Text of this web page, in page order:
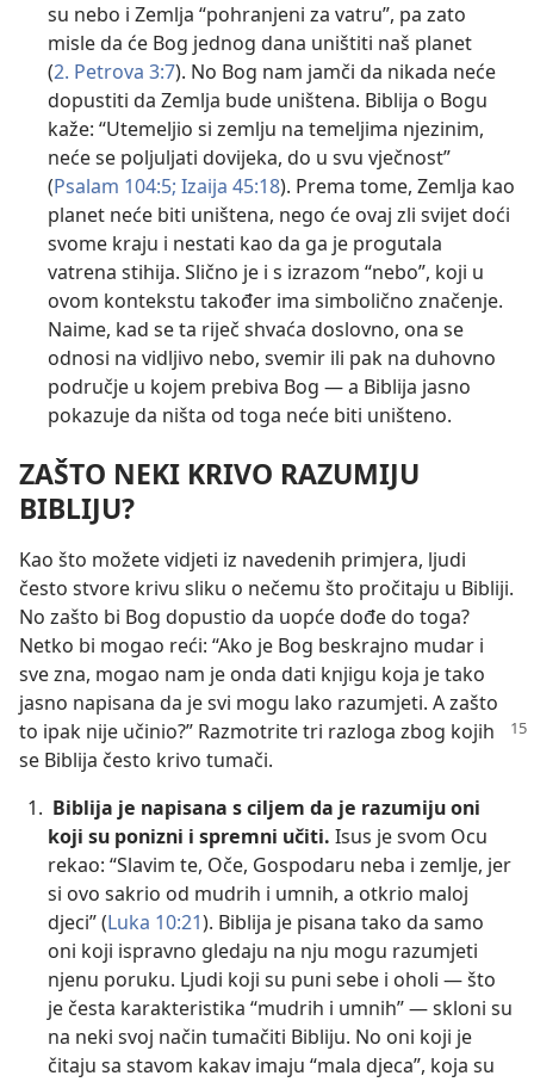
su nebo i Zemlja “pohranjeni za vatru”, pa zato
misle da će Bog jednog dana uništiti naš planet
(2. Petrova 3:7). No Bog nam jamči da nikada neće
dopustiti da Zemlja bude uništena. Biblija o Bogu
kaže: “Utemeljio si zemlju na temeljima njezinim,
neće se poljuljati dovijeka, do u svu vječnost”
(Psalam 104:5; Izaija 45:18). Prema tome, Zemlja kao
planet neće biti uništena, nego će ovaj zli svijet doći
svome kraju i nestati kao da ga je progutala
vatrena stihija. Slično je i s izrazom “nebo”, koji u
ovom kontekstu također ima simbolično značenje.
Naime, kad se ta riječ shvaća doslovno, ona se
odnosi na vidljivo nebo, svemir ili pak na duhovno
područje u kojem prebiva Bog — a Biblija jasno
pokazuje da ništa od toga neće biti uništeno.
ZAŠTO NEKI KRIVO RAZUMIJU
BIBLIJU?
Kao što možete vidjeti iz navedenih primjera, ljudi
često stvore krivu sliku o nečemu što pročitaju u Bibliji.
No zašto bi Bog dopustio da uopće dođe do toga?
Netko bi mogao reći: “Ako je Bog beskrajno mudar i
sve zna, mogao nam je onda dati knjigu koja je tako
jasno napisana da je svi mogu lako razumjeti. A zašto
to ipak nije učinio?” Razmotritetri razloga zbog kojih
se Biblija često krivo tumači.
Biblija je napisana s ciljem da je razumiju oni
koji su ponizni i spremni učiti. Isus je svom Ocu
rekao: “Slavim te, Oče, Gospodaru neba i zemlje, jer
si ovo sakrio od mudrih i umnih, a otkrio maloj
djeci” (Luka 10:21). Biblija je pisana tako da samo
oni koji ispravno gledaju na nju mogu razumjeti
njenu poruku. Ljudi koji su puni sebe i oholi — što
je česta karakteristika “mudrih i umnih” — skloni su
na neki svoj način tumačiti Bibliju. No oni koji je
čitaju sa stavom kakav imaju “mala djeca”, koja su